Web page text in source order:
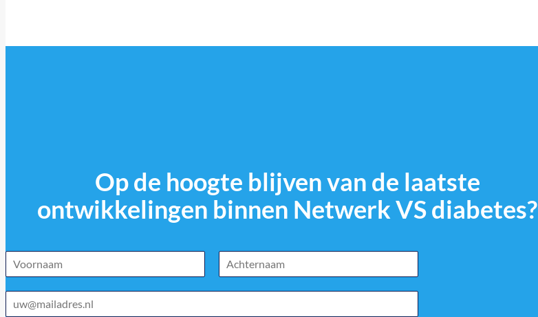
Op de hoogte blijven van de laatste
ontwikkelingen binnen Netwerk VS diabetes?